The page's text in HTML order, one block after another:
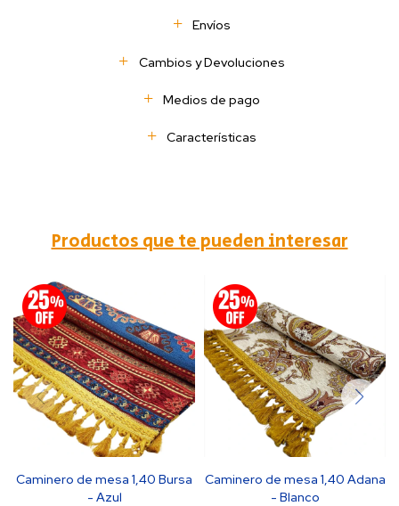
Envíos
Cambios y Devoluciones
Medios de pago
Características
Productos que te pueden interesar
Caminero de mesa 1,40 Bursa
- Azul
Caminero de mesa 1,40 Adana
- Blanco